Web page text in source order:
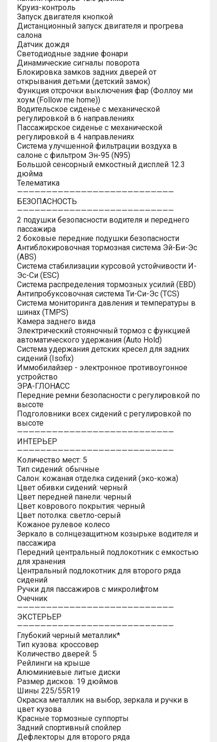
Круиз-контроль
Запуск двигателя кнопкой
Дистанционный запуск двигателя и прогрева
салона
Датчик дождя
Светодиодные задние фонари
Динамические сигналы поворота
Блокировка замков задних дверей от
открывания детьми (детский замок)
Функция отсрочки выключения фар (Фоллоу ми
хоум (Follow me home))
Водительское сиденье с механической
регулировкой в 6 направлениях
Пассажирское сиденье с механической
регулировкой в 4 направлениях
Система улучшенной фильтрации воздуха в
салоне с фильтром Эн-95 (N95)
Большой сенсорный емкостный дисплей 12.3
дюйма
Телематика
———————————————————————————
БЕЗОПАСНОСТЬ
———————————————————————————
2 подушки безопасности водителя и переднего
пассажира
2 боковые передние подушки безопасности
Антиблокировочная тормозная система Эй-Би-Эс
(ABS)
Система стабилизации курсовой устойчивости И-
Эс-Си (ESC)
Система распределения тормозных усилий (EBD)
Антипробуксовочная система Ти-Си-Эс (TCS)
Система мониторинга давления и температуры в
шинах (TMPS)
Камера заднего вида
Электрический стояночный тормоз с функцией
автоматического удержания (Auto Hold)
Система удержания детских кресел для задних
сидений (Isofix)
Иммобилайзер - электронное противоугонное
устройство
ЭРА-ГЛОНАСС
Передние ремни безопасности с регулировкой по
высоте
Подголовники всех сидений с регулировкой по
высоте
———————————————————————————
ИНТЕРЬЕР
———————————————————————————
Количество мест: 5
Тип сидений: обычные
Салон: кожаная отделка сидений (эко-кожа)
Цвет обивки сидений: черный
Цвет передней панели: черный
Цвет коврового покрытия: черный
Цвет потолка: светло-серый
Кожаное рулевое колесо
Зеркало в солнцезащитном козырьке водителя и
пассажира
Передний центральный подлокотник с емкостью
для хранения
Центральный подлокотник для второго ряда
сидений
Ручки для пассажиров с микролифтом
Очечник
———————————————————————————
ЭКСТЕРЬЕР
———————————————————————————
Глубокий черный металлик*
Тип кузова: кроссовер
Количество дверей: 5
Рейлинги на крыше
Алюминиевые литые диски
Размер дисков: 19 дюймов
Шины 225/55R19
Окраска металлик на выбор, зеркала и ручки в
цвет кузова
Красные тормозные суппорты
Задний спортивный спойлер
Дефлекторы для второго ряда